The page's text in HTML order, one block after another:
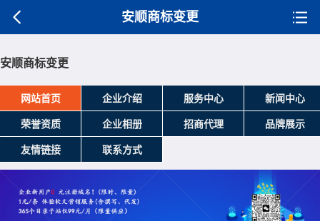
安顺商标变更
安顺商标变更
网站首页 企业介绍 服务中心 新闻中心
荣誉资质 企业相册 招商代理 品牌展示
友情链接 联系方式